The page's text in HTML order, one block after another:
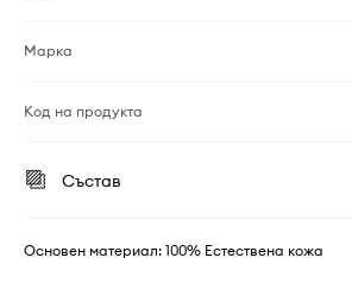
Марка
Код на продукта
Състав
Основен материал: 100% Естествена кожа